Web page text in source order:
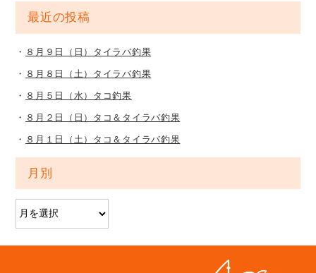
最近の投稿
８月９日（日）タイラバ釣果
８月８日（土）タイラバ釣果
８月５日（水）タコ釣果
８月２日（日）タコ＆タイラバ釣果
８月１日（土）タコ＆タイラバ釣果
月別